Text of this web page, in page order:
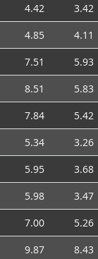
4.42
3.42
4.85
4.11
7.51
5.93
8.51
5.83
7.84
5.42
5.34
3.26
5.95
3.68
5.98
3.47
7.00
5.26
9.87 8.43